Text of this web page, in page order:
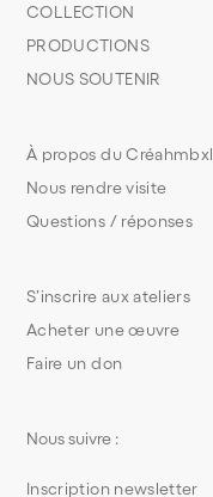
S’inscrire aux ateliers
Acheter une œuvre
Faire un don
À propos du Créahmbxl
Nous rendre visite
Questions / réponses
COLLECTION
PRODUCTIONS
NOUS SOUTENIR
Nous suivre :
Inscription newsletter